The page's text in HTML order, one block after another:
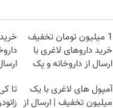
1 میلیون تومان تخفیف
خرید داروهای لاغری با
ارسال از داروخانه و پک
آمپول های لاغری با یک
میلیون تخفیف | ارسال از
تا